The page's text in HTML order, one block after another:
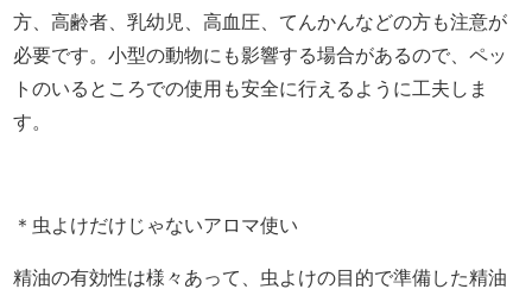
方、高齢者、乳幼児、高血圧、てんかんなどの方も注意が
必要です。小型の動物にも影響する場合があるので、ペッ
トのいるところでの使用も安全に行えるように工夫しま
す。
＊虫よけだけじゃないアロマ使い
精油の有効性は様々あって、虫よけの目的で準備した精油